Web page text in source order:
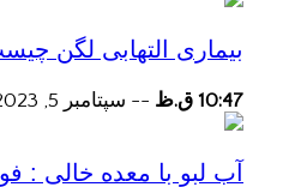
بیماری التهابی لگن
10:47 ق.ظ -- سپتامبر 5, 2023
آب لبو با معده خالی :